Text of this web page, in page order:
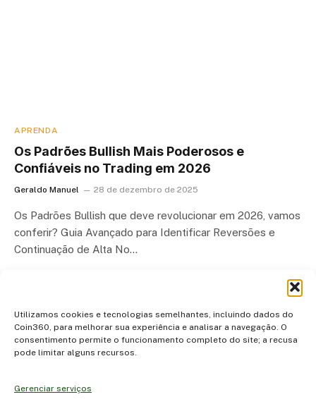
Utilizamos cookies e tecnologias semelhantes, incluindo dados do
Coin360, para melhorar sua experiência e analisar a navegação. O
consentimento permite o funcionamento completo do site; a recusa
pode limitar alguns recursos.
Gerenciar serviços
APRENDA
Os Padrões Bullish Mais Poderosos e
Confiáveis no Trading em 2026
Geraldo Manuel 28 de dezembro de 2025
Os Padrões Bullish que deve revolucionar em 2026, vamos
conferir? Guia Avançado para Identificar Reversões e
Continuação de Alta No…